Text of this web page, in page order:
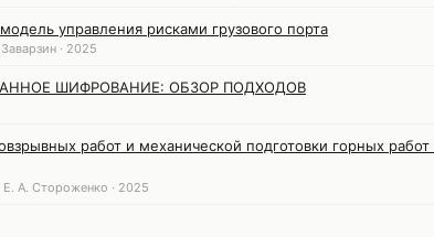
управления рисками грузового порта
· 2025
ШИФРОВАНИЕ: ОБЗОР ПОДХОДОВ
работ и механической подготовки горных
А. Стороженко · 2025